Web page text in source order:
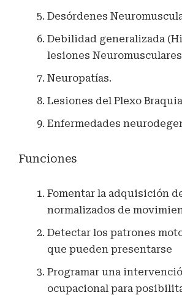
Desórdenes
Debilidad generalizada
lesiones
Neuropatías.
Lesiones del Plexo
Enfermedades
Funciones
Fomentar la adquisición
normalizados de
Detectar los patrones
que pueden presentarse
Programar una
ocupacional para